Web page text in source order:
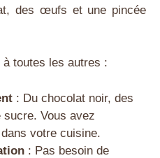
des œufs et une pincée
toutes les autres :
: Du chocolat noir, des
Vous avez
votre cuisine.
: Pas besoin de